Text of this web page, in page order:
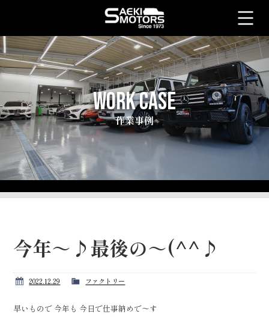
WORK CASE
作業事例
今年～♪最後の～(^^♪
2022.12.29 ファクトリー
早いもので 今年も 今日で仕事納めで～す